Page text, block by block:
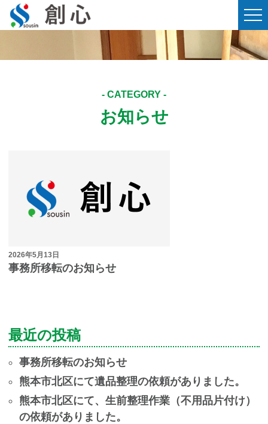
お知らせ
2026年5月13日
事務所移転のお知らせ
最近の投稿
事務所移転のお知らせ
熊本市北区にて遺品整理の依頼がありました。
熊本市北区にて、生前整理作業（不用品片付け）
の依頼がありました。